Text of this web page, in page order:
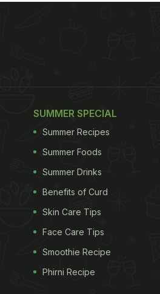
SUMMER SPECIAL
Summer Recipes
Summer Foods
Summer Drinks
Benefits of Curd
Skin Care Tips
Face Care Tips
Smoothie Recipe
Phirni Recipe